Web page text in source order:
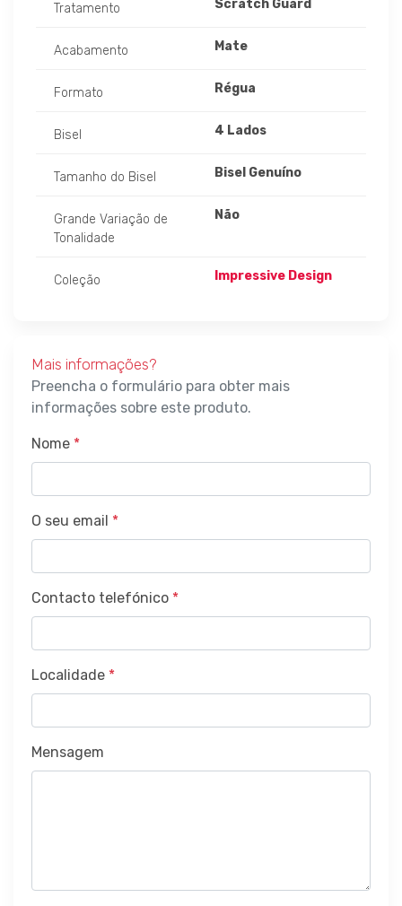
Tratamento Scratch Guard
Acabamento Mate
Formato Régua
Bisel 4 Lados
Tamanho do Bisel Bisel Genuíno
Grande Variação de
Tonalidade
Não
Coleção Impressive Design
Mais informações?
Preencha o formulário para obter mais
informações sobre este produto.
Nome *
O seu email *
Contacto telefónico *
Localidade *
Mensagem